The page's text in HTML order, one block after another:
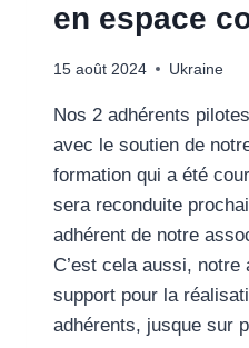
ET
ASSURER
AVEC
LES
FEMMES
QUI
TISSENT
FILETS
en espace
15 août 2024 Ukraine
Nos 2 adhérents
avec le soutien de
formation qui a été
sera reconduite
adhérent de notre
C’est cela aussi,
support pour la
adhérents, jusque sur